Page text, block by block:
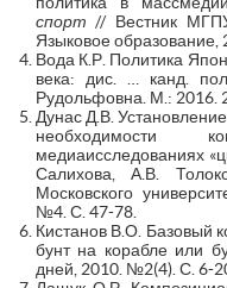
спорт // Вестник
Языковое
Вода К.Р. Политика
века: дис. … канд.
Рудольфовна. М.: 2016.
Дунас Д.В.
необходимости
медиаисследованиях
Салихова, А.В.
Московского
№4. С. 47-78.
Кистанов В.О. Базовый
бунт на корабле или
дней, 2010. №2(4). С. 6-